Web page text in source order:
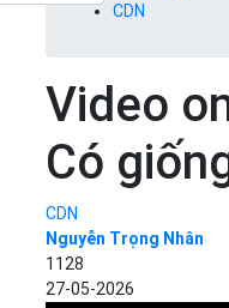
CDN
Video
Có
CDN
Nguyễn Trọng Nhân
1128
27-05-2026